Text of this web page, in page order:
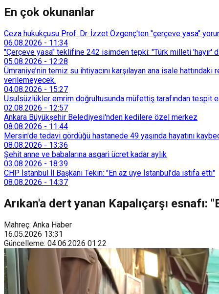
En çok okunanlar
Ceza hukukçusu Prof. Dr. İzzet Özgenç'ten "çerçeve yasa"
06.08.2026 - 11:34
"Çerçeve yasa" teklifine 242 isimden tepki: "Türk milleti 'hayır'
05.08.2026 - 12:28
Ümraniye’nin temiz su ihtiyacını karşılayan ana isale
verilemeyecek.
04.08.2026 - 15:27
Usulsüzlükler emrim doğrultusunda müfettiş tarafından tespit
02.08.2026 - 12:57
Ankara Büyükşehir Belediyesi'nden kedilere özel merkez
08.08.2026 - 11:44
Mersin'de tedavi gördüğü hastanede 49 yaşında hayatını
08.08.2026 - 13:36
Şehit anne ve babalarına asgari ücret kadar aylık
03.08.2026 - 18:39
CHP İstanbul İl Başkanı Tekin: "En az üye İstanbul’da istifa etti"
08.08.2026 - 14:37
Arıkan'a dert yanan Kapalıçarşı
Mahreç: Anka Haber
16.05.2026 13:31
Güncelleme: 04.06.2026 01:22